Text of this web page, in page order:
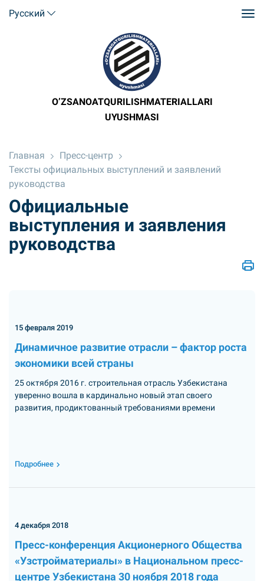
Русский
O’ZSANOATQURILISHMATERIALLARI
UYUSHMASI
Главная
Пресс-центр
Тексты официальных выступлений и заявлений
руководства
Официальные
выступления и заявления
руководства
15 февраля 2019
Динамичное развитие отрасли – фактор роста
экономики всей страны
25 октября 2016 г. строительная отрасль Узбекистана
уверенно вошла в кардинально новый этап своего
развития, продиктованный требованиями времени
Подробнее
4 декабря 2018
Пресс-конференция Акционерного Общества
«Узстройматериалы» в Национальном пресс-
центре Узбекистана 30 ноября 2018 года